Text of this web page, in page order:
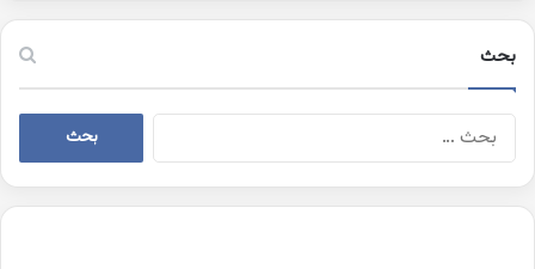
بحث
البحث